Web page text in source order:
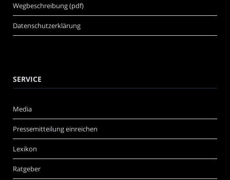
Wegbeschreibung (pdf)
Datenschutzerklärung
SERVICE
Media
Pressemitteilung einreichen
Lexikon
Ratgeber